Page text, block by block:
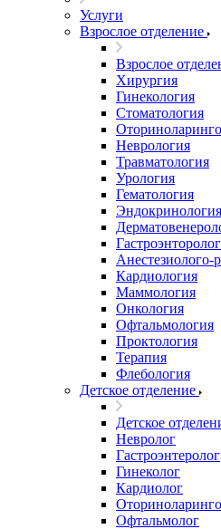
Услуги
Взрослое отделение
Взрослое
Хирургия
Гинекология
Стоматология
Неврология
Травматология
Урология
Гематология
Эндокринология
Анестезиолого-
Кардиология
Маммология
Онкология
Офтальмология
Проктология
Терапия
Флебология
Детское отделение
Детское
Невролог
Гастроэнтеролог
Гинеколог
Кардиолог
Офтальмолог